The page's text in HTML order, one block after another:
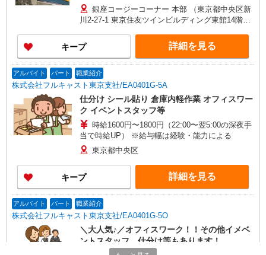
ん。 ※残業代別途全額支給 ◇リーダークラス採
用…月給：36万5000円〜41万6000円 ※上記は固
定残業代を含む 固定残業代：6万7000 円〜7万
6000円/30時間 （固定残業代は残業がない場合も
支給し、超過分は別途支給する） ※経験・スキル
等を考慮の上で決定します。 【手当】 交通費規定
支給（月5万円まで） 【昇給】 昇給あり（4月）
【賞与】 年2回（7月・12月） ※試用期間6ヶ月を
除く
銀座コージーコーナー 本部 （東京都中央区新
川2-27-1 東京住友ツインビルディング東館14階）
キープ 詳細を見る
アルバイト パート 職業紹介
株式会社フルキャスト東京支社/EA0401G-5A
仕分け シール貼り 倉庫内軽作業 オフィスワー
ク イベントスタッフ等
時給1600円〜1800円（22:00〜翌5:00の深夜手
当で時給UP） ※給与幅は経験・能力による
東京都中央区
キープ 詳細を見る
アルバイト パート 職業紹介
株式会社フルキャスト東京支社/EA0401G-5O
＼大人気♪／オフィスワーク！！その他イメベ
ントスタッフ、仕分け等もあります！